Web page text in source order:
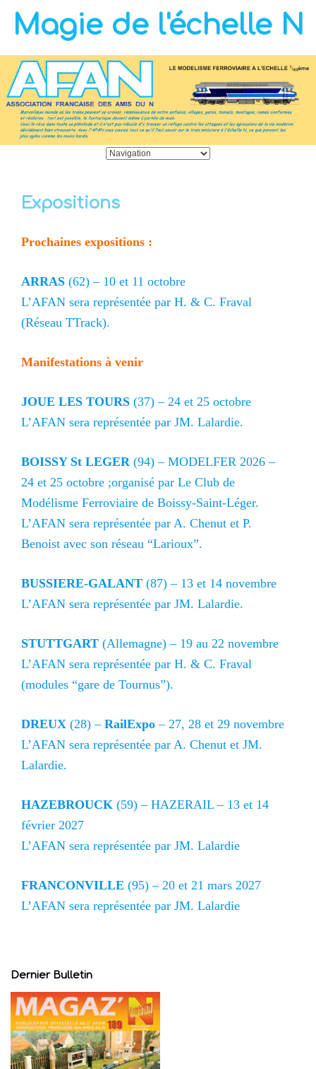
Magie de l'échelle N
Expositions
Prochaines expositions :
ARRAS (62) – 10 et 11 octobre
L’AFAN sera représentée par H. & C. Fraval
(Réseau TTrack).
Manifestations à venir
JOUE LES TOURS (37) – 24 et 25 octobre
L’AFAN sera représentée par JM. Lalardie.
BOISSY St LEGER(94) – MODELFER 2026 –
24 et 25 octobre ;organisé par Le Club de
Modélisme Ferroviaire de Boissy-Saint-Léger.
L’AFAN sera représentée par A. Chenut et P.
Benoist avec son réseau “Larioux”.
BUSSIERE-GALANT (87) – 13 et 14 novembre
L’AFAN sera représentée par JM. Lalardie.
STUTTGART (Allemagne) – 19 au 22 novembre
L’AFAN sera représentée par H. & C. Fraval
(modules “gare de Tournus”).
DREUX (28) – RailExpo – 27, 28 et 29 novembre
L’AFAN sera représentée par A. Chenut et JM.
Lalardie.
HAZEBROUCK (59) – HAZERAIL – 13 et 14
février 2027
L’AFAN sera représentée par JM. Lalardie
FRANCONVILLE (95) – 20 et 21 mars 2027
L’AFAN sera représentée par JM. Lalardie
Dernier Bulletin